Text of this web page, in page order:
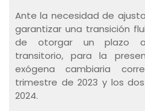
Ante la necesidad de
garantizar una transición
de otorgar un plazo
transitorio, para la
exógena cambiaria
trimestre de 2023 y los
2024.